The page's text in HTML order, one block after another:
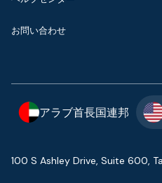
お問い合わせ
アラブ首長国連邦
100 S Ashley Drive, Suite 600,